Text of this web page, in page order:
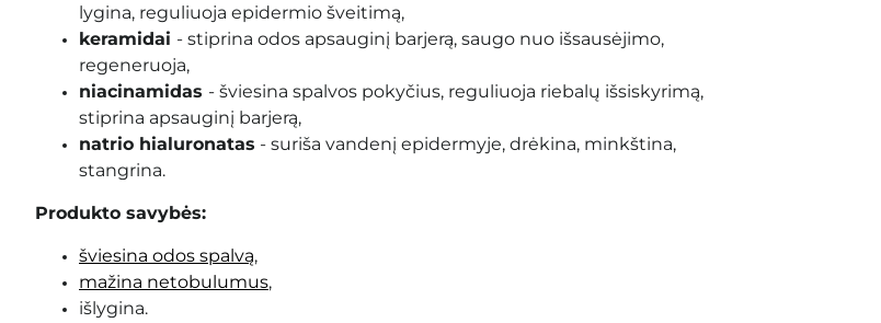
lygina, reguliuoja epidermio šveitimą,
keramidai - stiprina odos apsauginį barjerą, saugo nuo išsausėjimo,
regeneruoja,
niacinamidas - šviesina spalvos pokyčius, reguliuoja riebalų išsiskyrimą,
stiprina apsauginį barjerą,
natrio hialuronatas - suriša vandenį epidermyje, drėkina, minkština,
stangrina.
Produkto savybės:
šviesina odos spalvą,
mažina netobulumus,
išlygina.